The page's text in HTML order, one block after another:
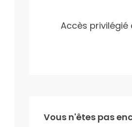
Accès privilégié
Vous n'êtes pas